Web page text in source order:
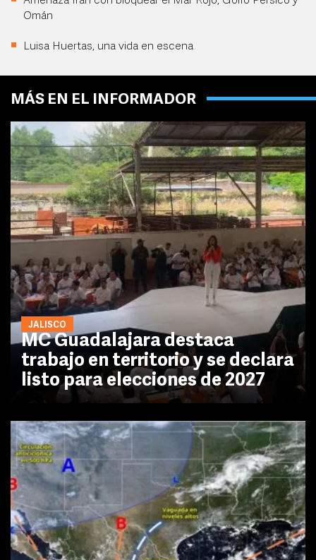
Omán
Luisa Huertas, una vida en escena
MÁS EN EL INFORMADOR
JALISCO
MC Guadalajara destaca
trabajo en territorio y se declara
listo para elecciones de 2027